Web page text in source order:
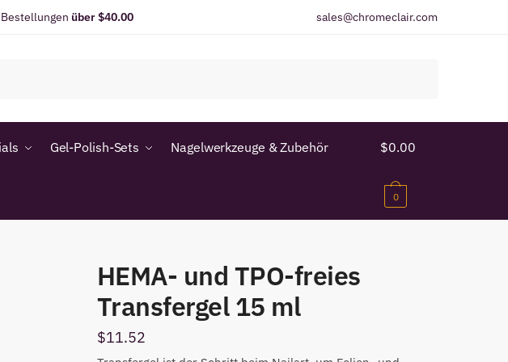
über $40.00 sales@chromeclair.com
Gel-Polish-Sets Nagelwerkzeuge & Zubehör $0.00
0
HEMA- und TPO-freies
Transfergel 15 ml
$11.52